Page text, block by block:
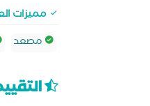
مميزات
مصعد